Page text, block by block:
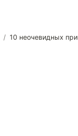
/ 10 неочевидных